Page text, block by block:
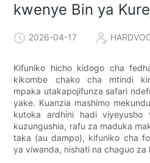
kwenye Bin ya
2026-04-17
Kifuniko hicho kidogo cha
kikombe chako cha mtindi
mpaka utakapojifunza safari
yake. Kuanzia mashimo
kutoka ardhini hadi
kuzungushia, rafu za maduka
taka (au dampo), kifuniko cha
ya viwanda, nishati na chaguo za